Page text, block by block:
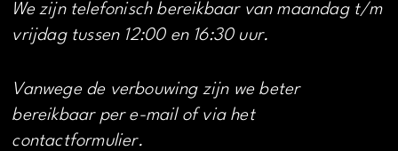
We zijn telefonisch bereikbaar van maandag t/m
vrijdag tussen 12:00 en 16:30 uur.
Vanwege de verbouwing zijn we beter
bereikbaar per e-mail of via het
contactformulier.